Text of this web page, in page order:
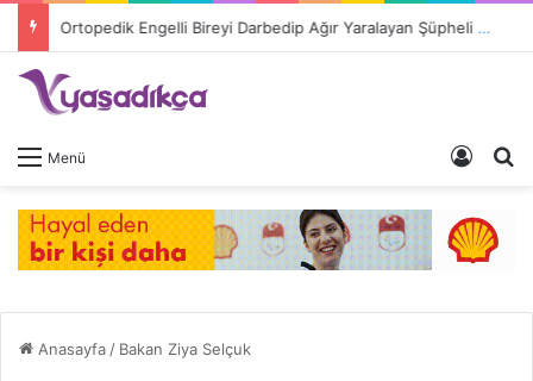
Ortopedik Engelli Bireyi Darbedip Ağır Yaralayan Şüpheli Tutuklandı
Menü Giriş
Anasayfa/ Bakan Ziya Selçuk